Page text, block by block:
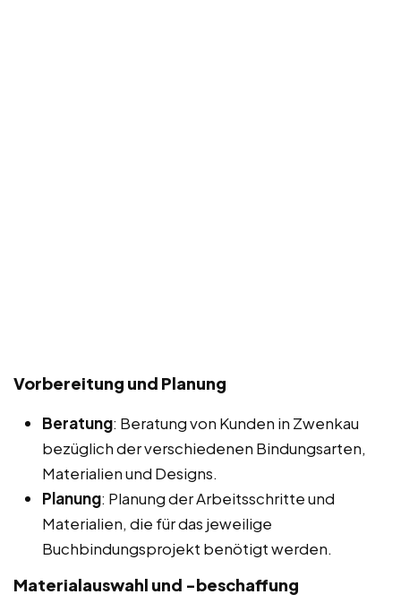
Vorbereitung und Planung
Beratung: Beratung von Kunden in Zwenkau
bezüglich der verschiedenen Bindungsarten,
Materialien und Designs.
Planung: Planung der Arbeitsschritte und
Materialien, die für das jeweilige
Buchbindungsprojekt benötigt werden.
Materialauswahl und -beschaffung